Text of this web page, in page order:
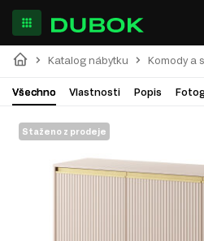
Katalog nábytku Komody a
Všechno Vlastnosti Popis
Staženo z prodeje